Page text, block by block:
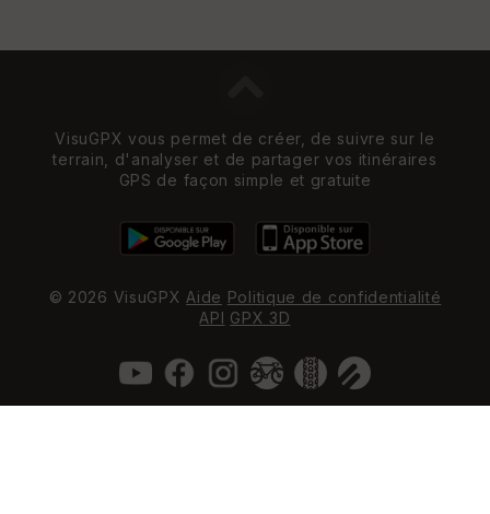
VisuGPX vous permet de créer, de suivre sur le
terrain, d'analyser et de partager vos itinéraires
GPS de façon simple et gratuite
© 2026 VisuGPX Aide Politique de confidentialité
API GPX 3D